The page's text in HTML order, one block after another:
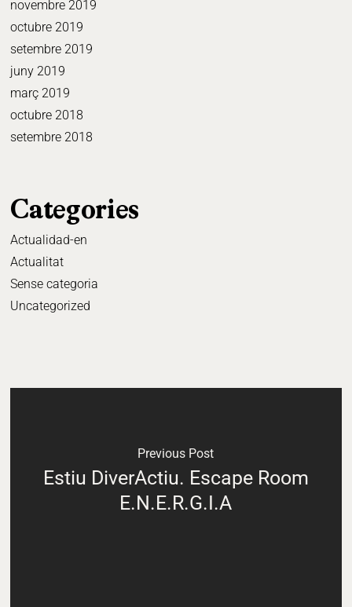
novembre 2019
octubre 2019
setembre 2019
juny 2019
març 2019
octubre 2018
setembre 2018
Categories
Actualidad-en
Actualitat
Sense categoria
Uncategorized
Previous Post
Estiu DiverActiu. Escape Room
E.N.E.R.G.I.A